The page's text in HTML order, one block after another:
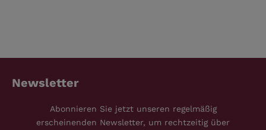
Newsletter
Abonnieren Sie jetzt unseren regelmäßig
erscheinenden Newsletter, um rechtzeitig über